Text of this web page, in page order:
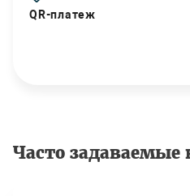
QR-платеж
Часто задаваемые